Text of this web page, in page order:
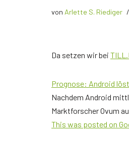
Top Ten Tipps
Top Ten Tipps
Top Ten Tipps für
Glossar
von Arlette S. Riediger
Da setzen wir bei
Prognose: Android
Nachdem Android
Marktforscher Ovum
This was posted on